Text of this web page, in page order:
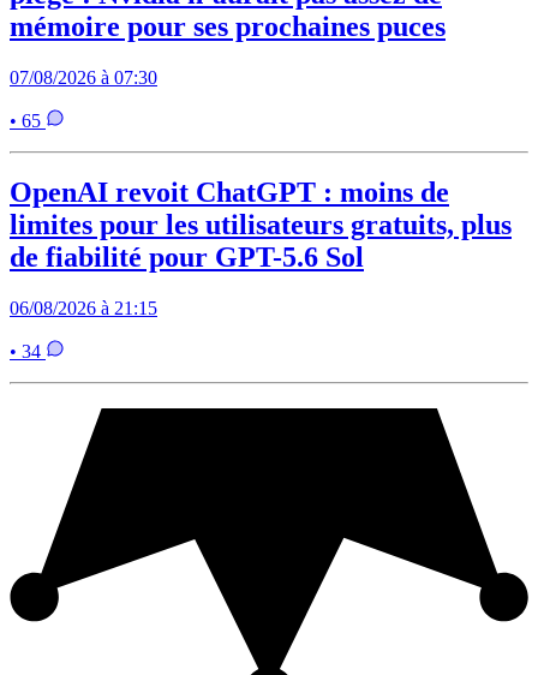
mémoire pour ses prochaines puces
07/08/2026 à 07:30
• 65
OpenAI revoit ChatGPT : moins de
limites pour les utilisateurs gratuits, plus
de fiabilité pour GPT-5.6 Sol
06/08/2026 à 21:15
• 34